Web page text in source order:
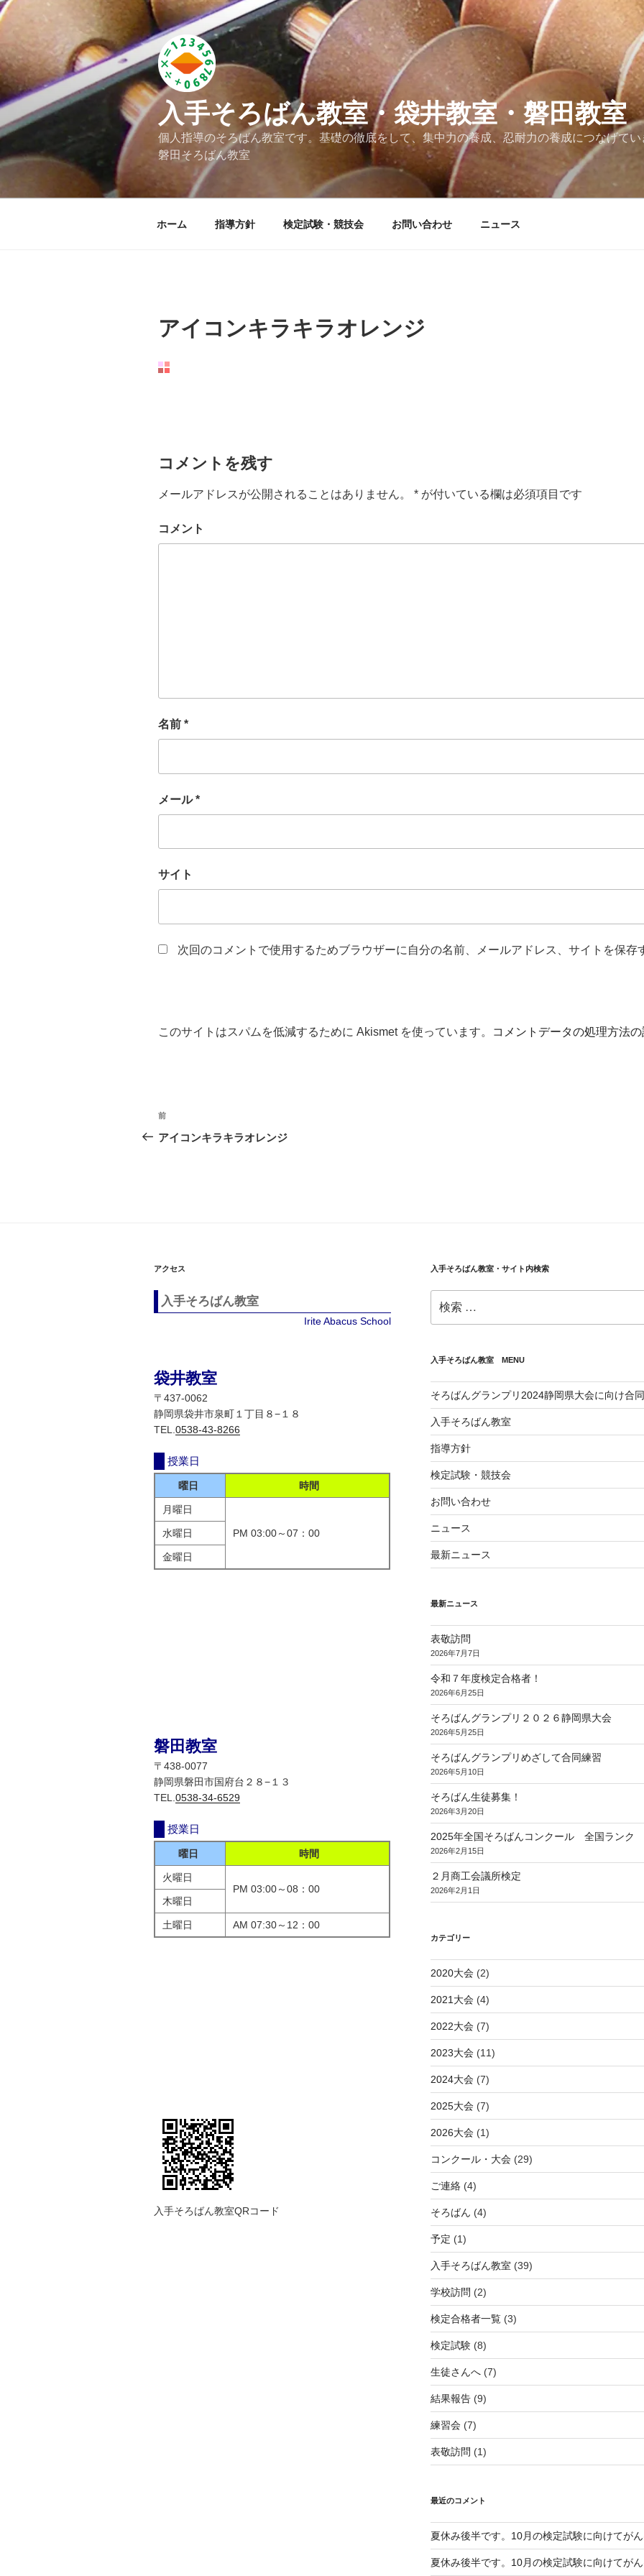
コ
ン
ン
ツ
へ
ス
キ
プ
入手そろばん教室・袋井教室・磐田教室
個人指導のそろばん教室です。基礎の徹底をして、集中力の養成、忍耐力の養成につなげて
磐田そろばん教室
ホーム 指導方針 検定試験・競技会 お問い合わせ ニュース
アイコンキラキラオレンジ
コメントを残す
メールアドレスが公開されることはありません。 * が付いている欄は必須項目です
コメント
名前 *
メール*
サイト
次回のコメントで使用するためブラウザーに自分の名前、メールアドレス、サイトを保存
このサイトはスパムを低減するために Akismet を使っています。 コメントデータの処理方法
投
稿
シ
ョ
ン
過
去
前
アイコンキラキラオレンジ
アクセス
入手そろばん教室
Irite Abacus School
袋井教室
〒437-0062
静岡県袋井市泉町１丁目８−１８
TEL. 0538-43-8266
授業日
曜日 時間
月曜日
PM 03:00～07：00
水曜日
金曜日
磐田教室
〒438-0077
静岡県磐田市国府台２８−１３
TEL. 0538-34-6529
授業日
曜日 時間
火曜日
PM 03:00～08：00
木曜日
土曜日 AM 07:30～12：00
入手そろばん教室QRコード
入手そろばん教室・サイト内検索
索:
入手そろばん教室 MENU
そろばんグランプリ2024静岡県大会に向け合
入手そろばん教室
指導方針
検定試験・競技会
お問い合わせ
ニュース
最新ニュース
最新ニュース
表敬訪問
2026年7月7日
令和７年度検定合格者！
2026年6月25日
そろばんグランプリ２０２６静岡県大会
2026年5月25日
そろばんグランプリめざして合同練習
2026年5月10日
そろばん生徒募集！
2026年3月20日
2025年全国そろばんコンクール 全国ランク
2026年2月15日
２月商工会議所検定
2026年2月1日
カテゴリー
2020大会(2)
2021大会(4)
2022大会(7)
2023大会(11)
2024大会(7)
2025大会(7)
2026大会(1)
コンクール・大会(29)
ご連絡(4)
そろばん (4)
予定 (1)
入手そろばん教室 (39)
学校訪問 (2)
検定合格者一覧(3)
検定試験(8)
生徒さんへ(7)
結果報告(9)
練習会(7)
表敬訪問 (1)
最近のコメント
夏休み後半です。10月の検定試験に向けてが
夏休み後半です。10月の検定試験に向けてが